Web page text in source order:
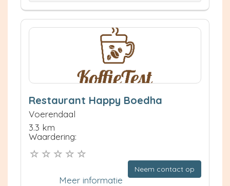
Restaurant Happy Boedha
Voerendaal
3.3 km
Waardering:
Neem contact op
Meer informatie